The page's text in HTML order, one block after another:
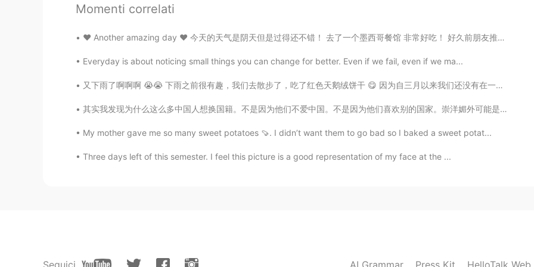
CN EN
@Pussy 回去吧你
FA EN
In person!
CN EN
Momenti correlati
❤️ Another amazing day ❤️ 今天的天气是阴天但是过得还不错！ 去了一个墨西哥餐馆 非常好吃！ 好久前朋友推荐了 "Mole 酱“ 今天我终于机会尝尝， 很好吃啊！！ ...
Everyday is about noticing small things you can change for better. Even if we fail, even if we ma...
又下雨了啊啊啊 😭😭 下雨之前很有趣，我们去散步了，吃了红色天鹅绒饼干 😋 因为自三月以来我们还没有在一起，所以大多时间我们聊天了😂 你们和朋友们在一起的时候，喜欢做什么？💕💕 （please ...
其实我发现为什么这么多中国人想换国籍。不是因为他们不爱中国。不是因为他们喜欢别的国家。崇洋媚外可能是少数的。就是因为双重标准。 我有美国护照。我可以随便去香港，澳门，台湾，内地。去加拿大，墨西...
My mother gave me so many sweet potatoes 🍠. I didn’t want them to go bad so I baked a sweet potat...
Three days left of this semester. I feel this picture is a good representation of my face at the ...
Seguici AI Grammar Press Kit HelloTalk Web